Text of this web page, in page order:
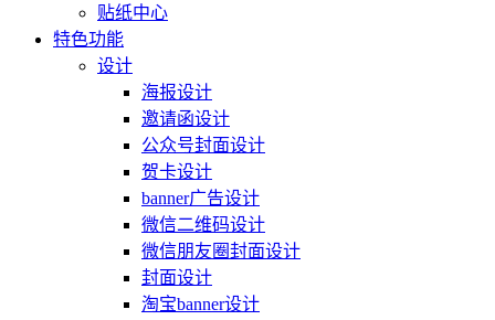
贴纸中心
特色功能
设计
海报设计
邀请函设计
公众号封面设计
贺卡设计
banner广告设计
微信二维码设计
微信朋友圈封面设计
封面设计
淘宝banner设计